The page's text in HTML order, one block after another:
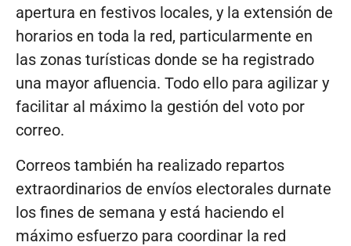
apertura en festivos locales, y la extensión de
horarios en toda la red, particularmente en
las zonas turísticas donde se ha registrado
una mayor afluencia. Todo ello para agilizar y
facilitar al máximo la gestión del voto por
correo.
Correos también ha realizado repartos
extraordinarios de envíos electorales durnate
los fines de semana y está haciendo el
máximo esfuerzo para coordinar la red